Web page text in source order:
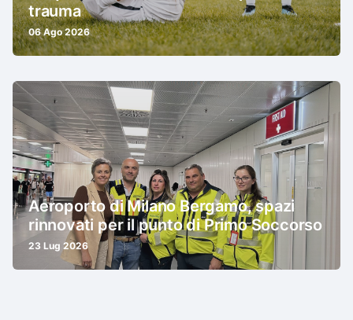
trauma
06 Ago 2026
Aeroporto di Milano Bergamo, spazi
rinnovati per il punto di Primo Soccorso
23 Lug 2026